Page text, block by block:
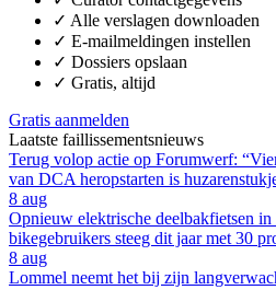
✓ Alle verslagen downloaden
✓ E-mailmeldingen instellen
✓ Dossiers opslaan
✓ Gratis, altijd
Gratis aanmelden
Laatste faillissementsnieuws
Terug volop actie op Forumwerf:
van DCA heropstarten is
8 aug
Opnieuw elektrische deelbakfietsen
bikegebruikers steeg dit jaar met 30
8 aug
Lommel neemt het bij zijn